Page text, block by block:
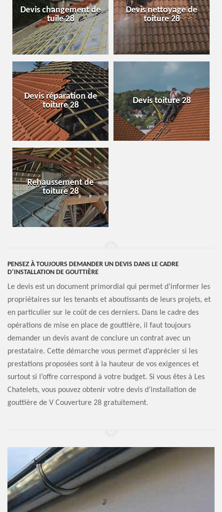
Devis changement de
tuile 28
Devis nettoyage de
toiture 28
Devis réparation de
toiture 28
Devis toiture 28
Rehaussement de
toiture 28
PENSEZ À TOUJOURS DEMANDER UN DEVIS DANS LE CADRE
D’INSTALLATION DE GOUTTIÈRE
Le devis est un document primordial qui permet d’informer les
propriétaires sur les tenants et aboutissants de leurs projets, et
en particulier sur le coût de ces derniers. Dans le cadre des
opérations de mise en place de gouttière, il faut toujours
demander un devis avant de conclure un contrat avec un
prestataire. Cette démarche vous permet d’apprécier si les
prestations proposées sont à la hauteur de vos exigences et
surtout si l’offre correspond à votre budget. Si vous êtes à Les
Chatelets, vous pouvez obtenir votre devis d’installation de
gouttière de V Couverture 28 gratuitement.